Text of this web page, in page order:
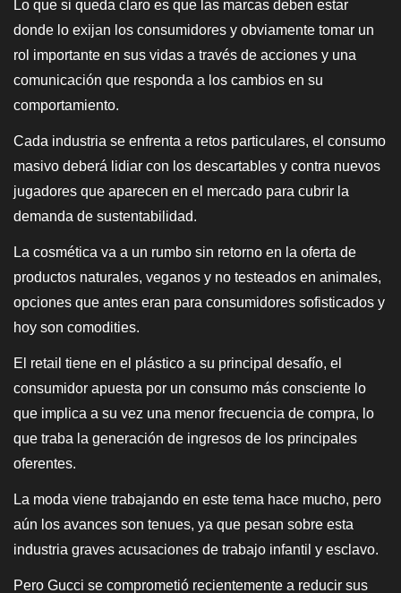
Lo que si queda claro es que las marcas deben estar
donde lo exijan los consumidores y obviamente tomar un
rol importante en sus vidas a través de acciones y una
comunicación que responda a los cambios en su
comportamiento.
Cada industria se enfrenta a retos particulares, el consumo
masivo deberá lidiar con los descartables y contra nuevos
jugadores que aparecen en el mercado para cubrir la
demanda de sustentabilidad.
La cosmética va a un rumbo sin retorno en la oferta de
productos naturales, veganos y no testeados en animales,
opciones que antes eran para consumidores sofisticados y
hoy son comodities.
El retail tiene en el plástico a su principal desafío, el
consumidor apuesta por un consumo más consciente lo
que implica a su vez una menor frecuencia de compra, lo
que traba la generación de ingresos de los principales
oferentes.
La moda viene trabajando en este tema hace mucho, pero
aún los avances son tenues, ya que pesan sobre esta
industria graves acusaciones de trabajo infantil y esclavo.
Pero Gucci se comprometió recientemente a reducir sus